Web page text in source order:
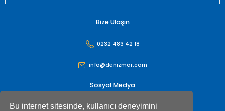
Bu internet sitesinde, kullanıcı deneyimini
Bize Ulaşın
0232 483 42 18
info@denizmar.com
Sosyal Medya